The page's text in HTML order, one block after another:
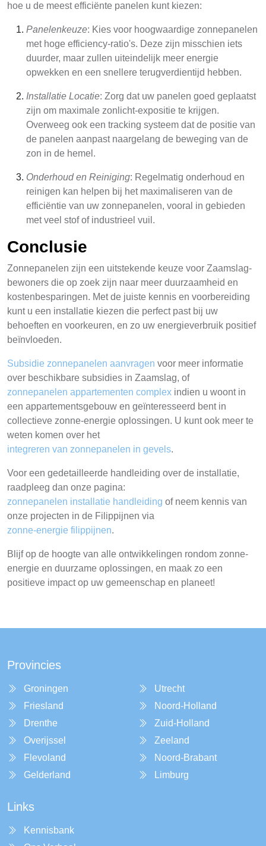
hoe u de meest efficiënte panelen kunt kiezen:
Panelenkeuze: Kies voor hoogwaardige zonnepanelen
met hoge efficiency-ratio's. Deze zijn misschien iets
duurder, maar zullen uiteindelijk meer energie
opwekken en een snellere terugverdientijd hebben.
Installatie Locatie: Zorg dat uw panelen goed geplaatst
zijn om maximale zonlicht-expositie te krijgen.
Overweeg ook een tracking systeem dat de positie van
de panelen aanpast naargelang de beweging van de
zon in de hemel.
Onderhoud en Reiniging: Regelmatig onderhoud en
reinigen kan helpen bij het maximaliseren van de
efficiëntie van uw zonnepanelen, vooral in gebieden
met veel stof of industrieel vuil.
Conclusie
Zonnepanelen zijn een uitstekende keuze voor Zaamslag-
bewoners die op zoek zijn naar meer duurzaamheid en
kostenbesparingen. Met de juiste kennis en voorbereiding
kunt u een installatie kiezen die perfect past bij uw
behoeften en voorkeuren, en zo uw energieverbruik positief
beïnvloeden.
Subsidie zonnepanelen aanvragen voor meer informatie
over beschikbare subsidies in Zaamslag, of
zonnepanelen appartementen complex indien u woont in
een appartementsgebouw en geïnteresseerd bent in
collectieve zonne-energie oplossingen. U kunt ook meer te
weten komen over het
integreren van zonnepanelen in gevels.
Voor een gedetailleerde handleiding over de installatie,
raadpleeg dan onze pagina:
zonnepanelen installatie handleiding of neem kennis van
onze projecten in de Filippijnen via
zonne-energie filippijnen.
Blijf op de hoogte van alle ontwikkelingen rondom zonne-
energie en duurzame oplossingen, en maak zo een
positieve impact op uw gemeenschap en planeet!
Provincies
Groningen
Friesland
Drenthe
Overijssel
Flevoland
Gelderland
Utrecht
Noord-Holland
Zuid-Holland
Zeeland
Noord-Brabant
Limburg
Links
Kennisbank